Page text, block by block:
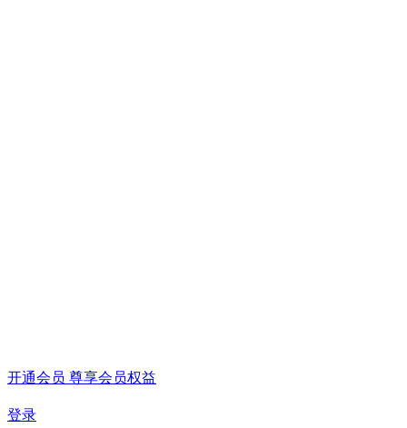
开通会员 尊享会员权益
登录